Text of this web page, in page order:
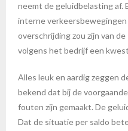
neemt de geluidbelasting af.
interne
overschrijding zou zijn van
volgens het bedrijf een
Alles leuk en aardig zeggen
bekend dat bij de
fouten zijn gemaakt. De
Dat de situatie per saldo